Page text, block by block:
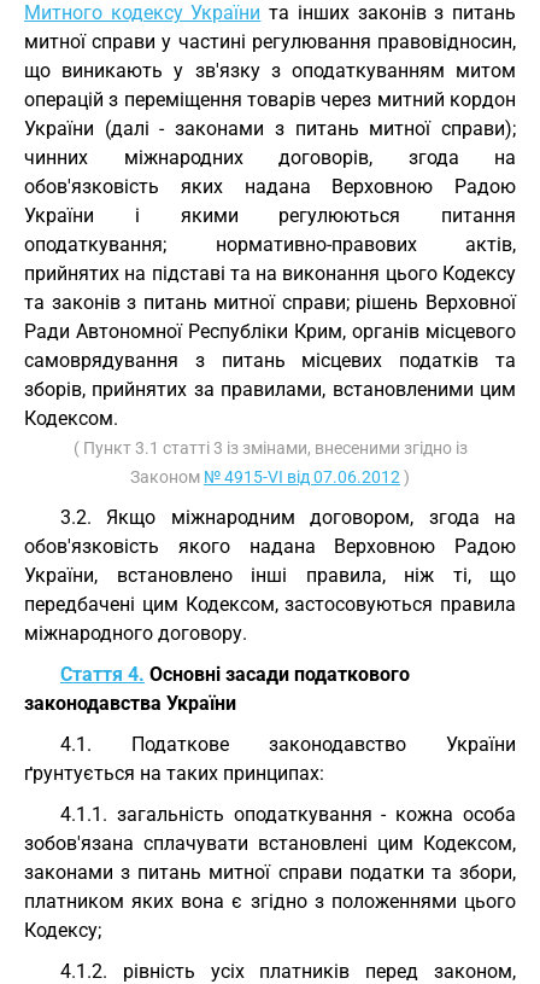
Митного кодексу України та інших законів з питань
митної справи у частині регулювання правовідносин,
що виникають у зв'язку з оподаткуванням митом
операцій з переміщення товарів через митний кордон
України (далі - законами з питань митної справи);
чинних міжнародних договорів, згода на
обов'язковість яких надана Верховною Радою
України і якими регулюються питання
оподаткування; нормативно-правових актів,
прийнятих на підставі та на виконання цього Кодексу
та законів з питань митної справи; рішень Верховної
Ради Автономної Республіки Крим, органів місцевого
самоврядування з питань місцевих податків та
зборів, прийнятих за правилами, встановленими цим
Кодексом.
( Пункт 3.1 статті 3 із змінами, внесеними згідно із
Законом № 4915-VI від 07.06.2012 )
3.2. Якщо міжнародним договором, згода на
обов'язковість якого надана Верховною Радою
України, встановлено інші правила, ніж ті, що
передбачені цим Кодексом, застосовуються правила
міжнародного договору.
Стаття 4. Основні засади податкового
законодавства України
4.1. Податкове законодавство України
ґрунтується на таких принципах:
4.1.1. загальність оподаткування - кожна особа
зобов'язана сплачувати встановлені цим Кодексом,
законами з питань митної справи податки та збори,
платником яких вона є згідно з положеннями цього
Кодексу;
4.1.2. рівність усіх платників перед законом,